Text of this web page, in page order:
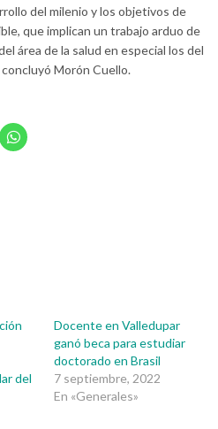
del milenio y los objetivos de
que implican un trabajo arduo de
área de la salud en especial los del
concluyó Morón Cuello.
del
Docente en Valledupar
ganó beca para estudiar
doctorado en Brasil
7 septiembre, 2022
En «Generales»